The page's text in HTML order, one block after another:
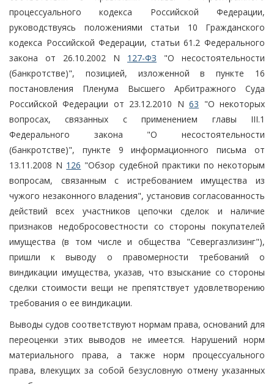
процессуального кодекса Российской Федерации,
руководствуясь положениями статьи 10 Гражданского
кодекса Российской Федерации, статьи 61.2 Федерального
закона от 26.10.2002 N 127-ФЗ "О несостоятельности
(банкротстве)", позицией, изложенной в пункте 16
постановления Пленума Высшего Арбитражного Суда
Российской Федерации от 23.12.2010 N63 "О некоторых
вопросах, связанных с применением главы III.1
Федерального закона "О несостоятельности
(банкротстве)", пункте 9 информационного письма от
13.11.2008 N 126 "Обзор судебной практики по некоторым
вопросам, связанным с истребованием имущества из
чужого незаконного владения", установив согласованность
действий всех участников цепочки сделок и наличие
признаков недобросовестности со стороны покупателей
имущества (в том числе и общества "Севергазлизинг"),
пришли к выводу о правомерности требований о
виндикации имущества, указав, что взыскание со стороны
сделки стоимости вещи не препятствует удовлетворению
требования о ее виндикации.
Выводы судов соответствуют нормам права, оснований для
переоценки этих выводов не имеется. Нарушений норм
материального права, а также норм процессуального
права, влекущих за собой безусловную отмену указанных